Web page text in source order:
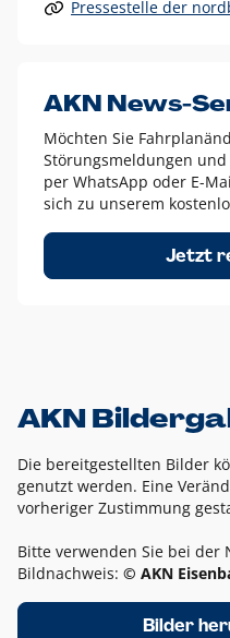
Alle anderen Logo-
Diese Ausnahmen sind zum
dem AKN Blau,
weißes Logo auf
schwarzes Logo für
Um das Logo herum muss
Höhe bzw. Breite des N aus
Pressestelle der
AKN News-
Möchten Sie
Störungsmeldungen
per WhatsApp oder E-
sich zu unserem
Jetzt
AKN
Die bereitgestellten Bilder
genutzt werden. Eine
vorheriger Zustimmung
Bitte verwenden Sie bei der
Bildnachweis: © AKN
Bilder